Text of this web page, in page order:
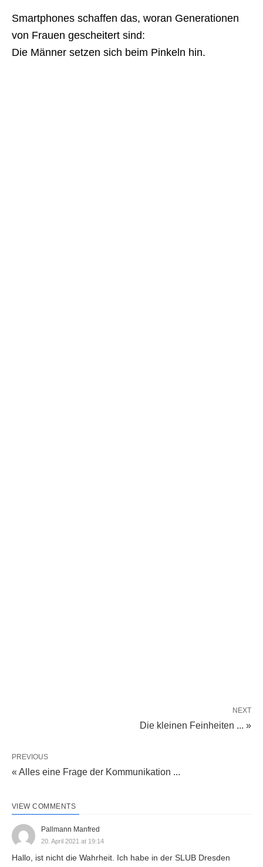
Smartphones schaffen das, woran Generationen
von Frauen gescheitert sind:
Die Männer setzen sich beim Pinkeln hin.
NEXT
Die kleinen Feinheiten ... »
PREVIOUS
« Alles eine Frage der Kommunikation ...
VIEW COMMENTS
Pallmann Manfred
20. April 2021 at 19:14
Hallo, ist nicht die Wahrheit. Ich habe in der SLUB Dresden